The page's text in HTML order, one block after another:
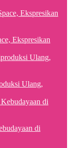
Ekspresikan
Ulang,
di